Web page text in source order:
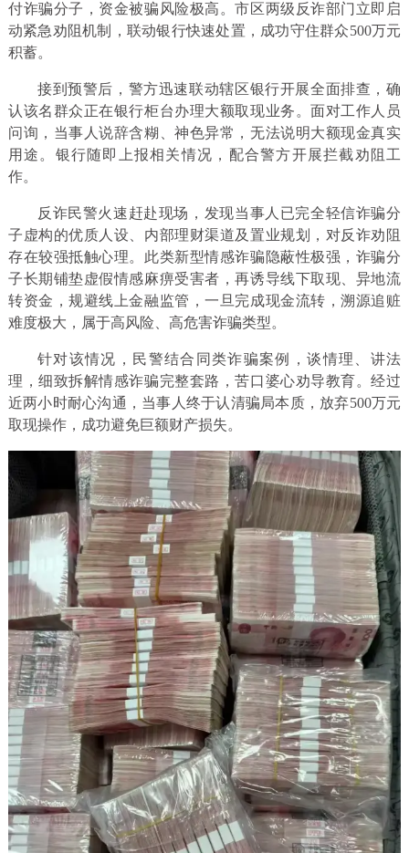
付诈骗分子，资金被骗风险极高。市区两级反诈部门立即启
动紧急劝阻机制，联动银行快速处置，成功守住群众500万元
积蓄。
接到预警后，警方迅速联动辖区银行开展全面排查，确
认该名群众正在银行柜台办理大额取现业务。面对工作人员
问询，当事人说辞含糊、神色异常，无法说明大额现金真实
用途。银行随即上报相关情况，配合警方开展拦截劝阻工
作。
反诈民警火速赶赴现场，发现当事人已完全轻信诈骗分
子虚构的优质人设、内部理财渠道及置业规划，对反诈劝阻
存在较强抵触心理。此类新型情感诈骗隐蔽性极强，诈骗分
子长期铺垫虚假情感麻痹受害者，再诱导线下取现、异地流
转资金，规避线上金融监管，一旦完成现金流转，溯源追赃
难度极大，属于高风险、高危害诈骗类型。
针对该情况，民警结合同类诈骗案例，谈情理、讲法
理，细致拆解情感诈骗完整套路，苦口婆心劝导教育。经过
近两小时耐心沟通，当事人终于认清骗局本质，放弃500万元
取现操作，成功避免巨额财产损失。